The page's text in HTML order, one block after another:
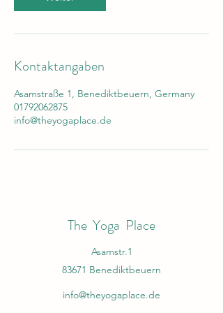
Kontaktangaben
Asamstraße 1, Benediktbeuern, Germany
01792062875
info@theyogaplace.de
The Yoga Place
Asamstr.1
83671 Benediktbeuern
info@theyogaplace.de